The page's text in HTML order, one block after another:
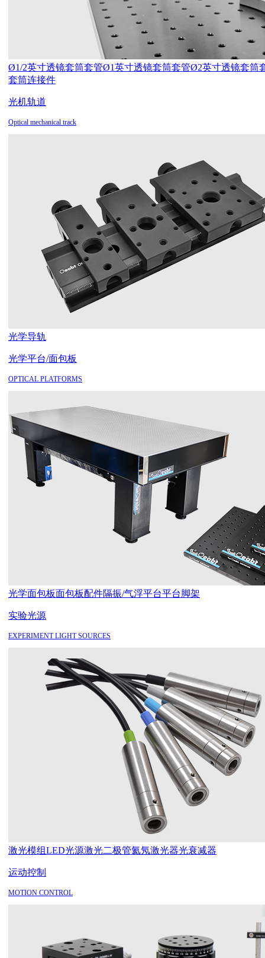
Ø1/2英寸透镜套筒套管Ø1英寸透镜套筒套管Ø2英寸透镜套筒
套筒连接件
光机轨道
Optical mechanical track
光学导轨
光学平台/面包板
OPTICAL PLATFORMS
光学面包板面包板配件隔振/气浮平台平台脚架
实验光源
EXPERIMENT LIGHT SOURCES
激光模组LED光源激光二极管氦氖激光器光衰减器
运动控制
MOTION CONTROL